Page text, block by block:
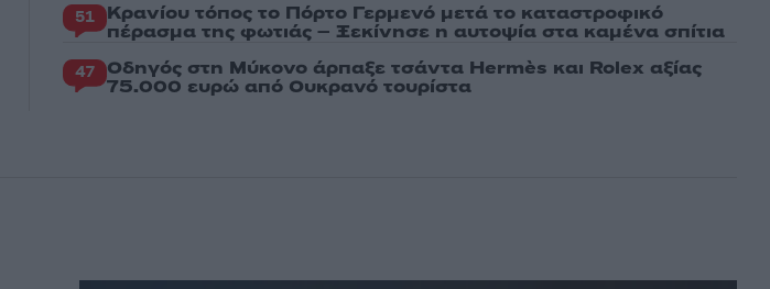
51 Κρανίου τόπος το Πόρτο Γερμενό μετά το καταστροφικό
πέρασμα της φωτιάς – Ξεκίνησε η αυτοψία στα καμένα σπίτια
47 Οδηγός στη Μύκονο άρπαξε τσάντα Hermès και Rolex αξίας
75.000 ευρώ από Ουκρανό τουρίστα